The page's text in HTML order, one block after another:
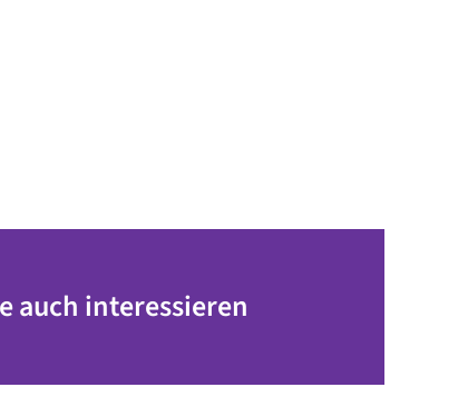
auch interessieren